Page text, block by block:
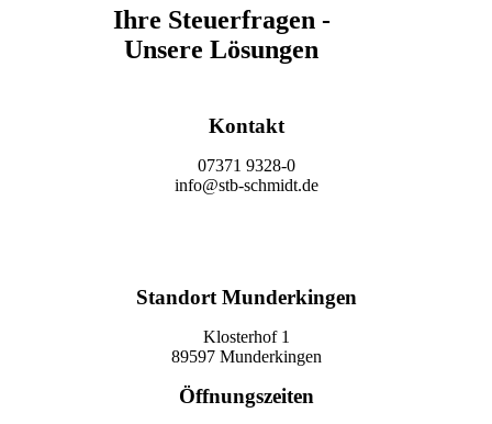
Ihre Steuerfragen -
Unsere Lösungen
Kontakt
07371 9328-0
info@stb-schmidt.de
Standort Munderkingen
Klosterhof 1
89597 Munderkingen
Öffnungszeiten